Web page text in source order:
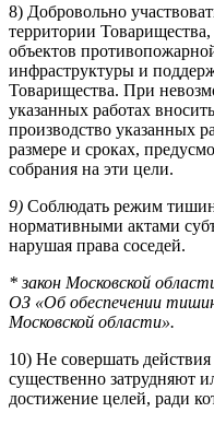
8) Добровольно
территории Товарищества,
объектов
инфраструктуры и
Товарищества. При
указанных работах
производство указанных
размере и сроках,
собрания на эти цели.
9) Соблюдать режим
нормативными актами
нарушая права соседей.
*закон Московской
ОЗ «Об обеспечении
Московской области».
10) Не совершать
существенно затрудняют
достижение целей, ради